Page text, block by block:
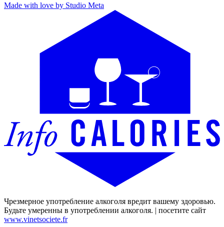
Made with love by Studio Meta
Чрезмерное употребление алкоголя вредит вашему здоровью.
Будьте умеренны в употреблении алкоголя. | посетите сайт
www.vinetsociete.fr